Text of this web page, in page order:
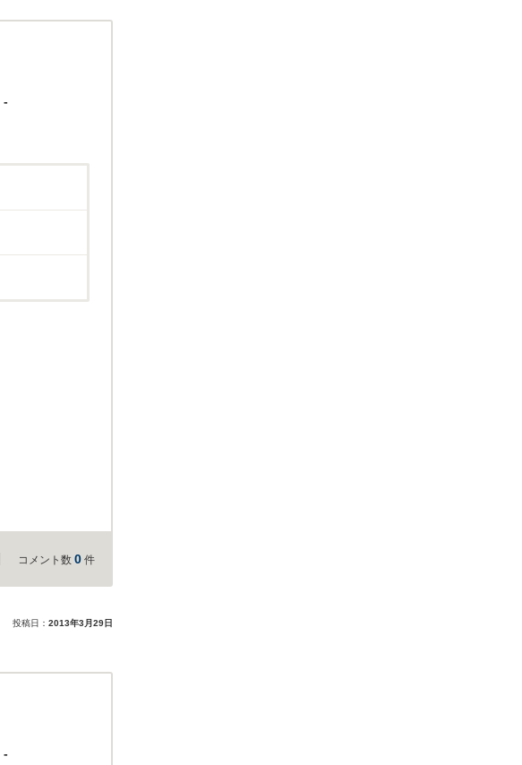
-
コメント数 0 件
投稿日： 2013年3月29日
-